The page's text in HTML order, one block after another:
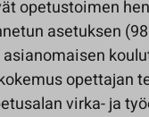
opetustoimen
asetuksen
opettajan
virka- ja